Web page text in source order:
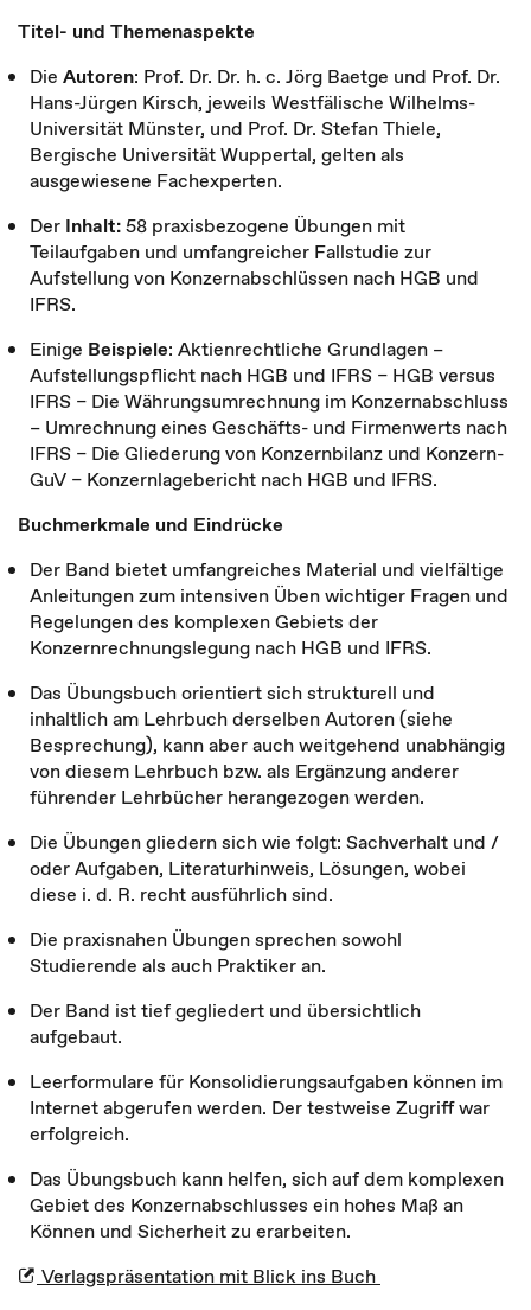
Titel- und Themenaspekte
Die Autoren: Prof. Dr. Dr. h. c. Jörg Baetge und Prof. Dr.
Hans-Jürgen Kirsch, jeweils Westfälische Wilhelms-
Universität Münster, und Prof. Dr. Stefan Thiele,
Bergische Universität Wuppertal, gelten als
ausgewiesene Fachexperten.
Der Inhalt:58 praxisbezogene Übungen mit
Teilaufgaben und umfangreicher Fallstudie zur
Aufstellung von Konzernabschlüssen nach HGB und
IFRS.
Einige Beispiele: Aktienrechtliche Grundlagen –
Aufstellungspflicht nach HGB und IFRS – HGB versus
IFRS – Die Währungsumrechnung im Konzernabschluss
– Umrechnung eines Geschäfts- und Firmenwerts nach
IFRS – Die Gliederung von Konzernbilanz und Konzern-
GuV – Konzernlagebericht nach HGB und IFRS.
Buchmerkmale und Eindrücke
Der Band bietet umfangreiches Material und vielfältige
Anleitungen zum intensiven Üben wichtiger Fragen und
Regelungen des komplexen Gebiets der
Konzernrechnungslegung nach HGB und IFRS.
Das Übungsbuch orientiert sich strukturell und
inhaltlich am Lehrbuch derselben Autoren (siehe
Besprechung), kann aber auch weitgehend unabhängig
von diesem Lehrbuch bzw. als Ergänzung anderer
führender Lehrbücher herangezogen werden.
Die Übungen gliedern sich wie folgt: Sachverhalt und /
oder Aufgaben, Literaturhinweis, Lösungen, wobei
diese i. d. R. recht ausführlich sind.
Die praxisnahen Übungen sprechen sowohl
Studierende als auch Praktiker an.
Der Band ist tief gegliedert und übersichtlich
aufgebaut.
Leerformulare für Konsolidierungsaufgaben können im
Internet abgerufen werden. Der testweise Zugriff war
erfolgreich.
Das Übungsbuch kann helfen, sich auf dem komplexen
Gebiet des Konzernabschlusses ein hohes Maß an
Können und Sicherheit zu erarbeiten.
Verlagspräsentation mit Blick ins Buch